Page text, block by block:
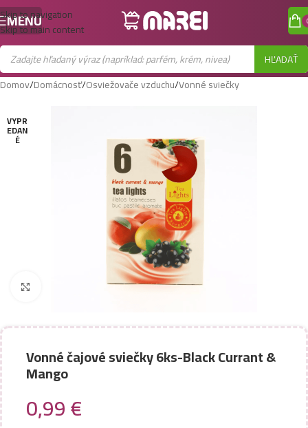
Skip to navigation
Skip to main content
MENU
HĽADAŤ
Domov/Domácnosť/Osviežovače vzduchu/Vonné sviečky
VYPR
EDAN
É
Zobraziť väčší obrázok
Vonné čajové sviečky 6ks-Black Currant &
Mango
0,99€